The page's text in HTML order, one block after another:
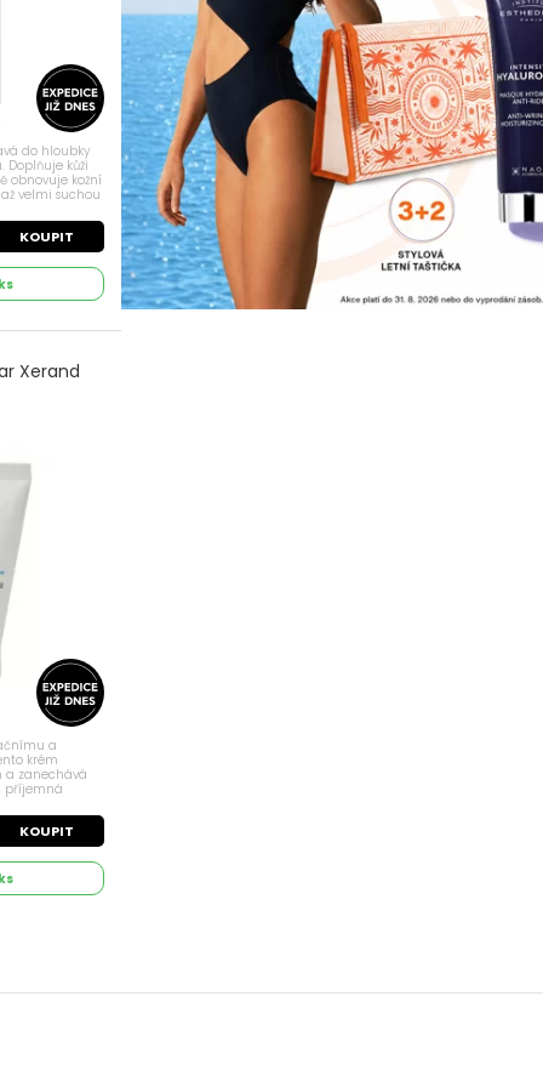
do hloubky
Doplňuje kůži
obnovuje kožní
velmi suchou
bambucké
KOUPIT
Xerand
a
krém
zanechává
příjemná
Ozdravuje a
KOUPIT